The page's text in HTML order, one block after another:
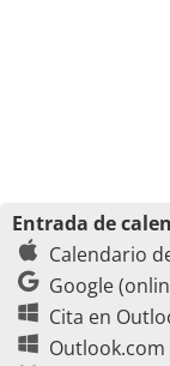
Entrada de
Calendario
Google
Cita en
Outlook.com